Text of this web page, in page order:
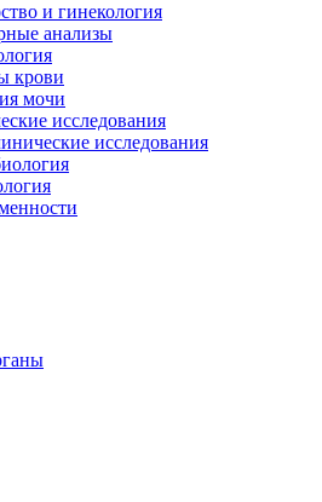
и гинекология
анализы
крови
мочи
исследования
исследования